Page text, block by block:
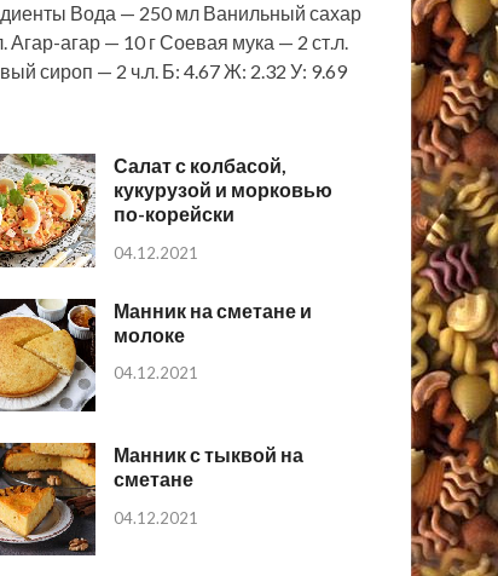
Вода — 250 мл Ванильный сахар
Агар-агар — 10 г Соевая мука — 2 ст.л.
сироп — 2 ч.л. Б: 4.67 Ж: 2.32 У: 9.69
Салат с колбасой,
кукурузой и морковью
по-корейски
04.12.2021
Манник на сметане и
молоке
04.12.2021
Манник с тыквой на
сметане
04.12.2021